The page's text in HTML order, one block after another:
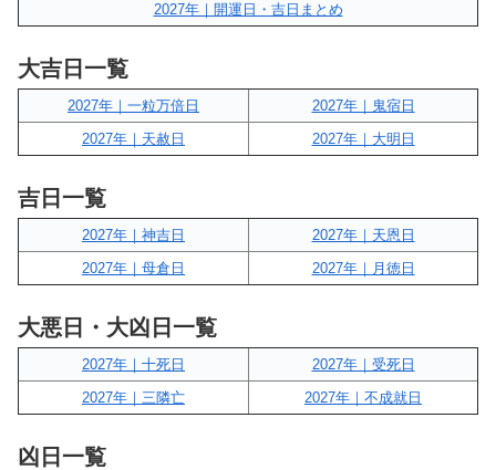
2027年｜開運日・吉日まとめ
大吉日一覧
2027年｜一粒万倍日
2027年｜鬼宿日
2027年｜天赦日
2027年｜大明日
吉日一覧
2027年｜神吉日
2027年｜天恩日
2027年｜母倉日
2027年｜月徳日
大悪日・大凶日一覧
2027年｜十死日
2027年｜受死日
2027年｜三隣亡
2027年｜不成就日
凶日一覧